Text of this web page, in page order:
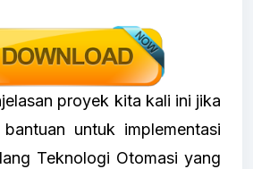
proyek kita kali ini jika
untuk implementasi
Teknologi Otomasi yang